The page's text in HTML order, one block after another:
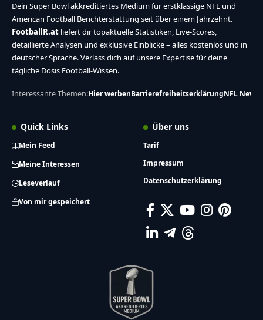
Dein Super Bowl akkreditiertes Medium für erstklassige NFL und
American Football Berichterstattung seit über einem Jahrzehnt.
FootballR.at liefert dir topaktuelle Statistiken, Live-Scores,
detaillierte Analysen und exklusive Einblicke – alles kostenlos und in
deutscher Sprache. Verlass dich auf unsere Expertise für deine
tägliche Dosis Football-Wissen.
Interessante Themen:Hier werbenBarrierefreiheitserklärungNFL News
Quick Links
Mein Feed
Meine Interessen
Leseverlauf
Von mir gespeichert
Über uns
Tarif
Impressum
Datenschutzerklärung